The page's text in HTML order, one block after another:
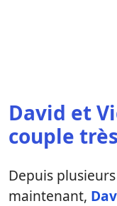
David et
couple
Depuis
maintenant,